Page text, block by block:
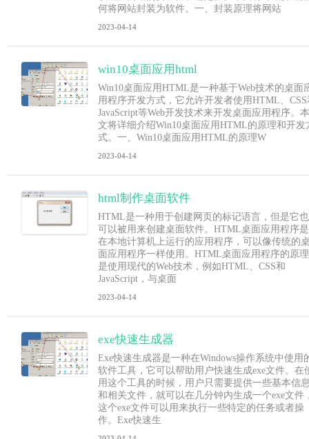
何将网站封装为软件。一、封装原理将网站
2023-04-14
win10桌面应用html
Win10桌面应用HTML是一种基于Web技术的桌面
用程序开发方式，它允许开发者使用HTML、CSS
JavaScript等Web开发技术来开发桌面应用程序。本
文将详细介绍Win10桌面应用HTML的原理和开发
式。一、Win10桌面应用HTML的原理W
2023-04-14
html制作桌面软件
HTML是一种用于创建网页的标记语言，但是它也
可以被用来创建桌面软件。HTML桌面应用程序是
在本地计算机上运行的应用程序，可以像传统的
面应用程序一样使用。HTML桌面应用程序的原理
是使用现代的Web技术，例如HTML、CSS和
JavaScript，与桌面
2023-04-14
exe快速生成器
Exe快速生成器是一种在Windows操作系统中使用
软件工具，它可以帮助用户快速生成exe文件。在
用这个工具的时候，用户只需要提供一些基本信
和相关文件，就可以在几分钟内生成一个exe文件
这个exe文件可以用来执行一些特定的任务或者操
作。Exe快速生